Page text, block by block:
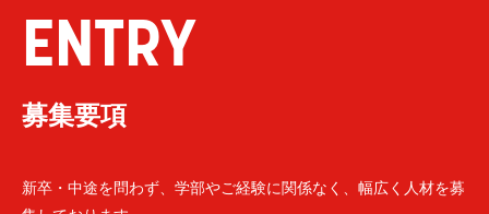
ENTRY
募集要項
新卒・中途を問わず、学部やご経験に関係なく、幅広く人材を募